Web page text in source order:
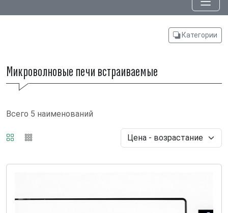
Категории
Микроволновые печи встраиваемые
Всего 5 наименований